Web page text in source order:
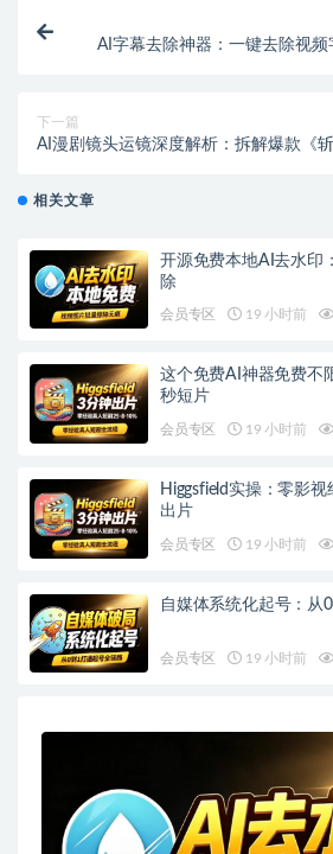
AI字幕去除神器：一键去除视频
下一篇
AI漫剧镜头运镜深度解析：拆解爆款《
相关文章
开源免费本地AI去水印
除
会员专区 19 小时前
这个免费AI神器免费不
秒短片
会员专区 19 小时前
Higgsfield实操：零影
出片
会员专区 19 小时前
自媒体系统化起号：从
会员专区 19 小时前